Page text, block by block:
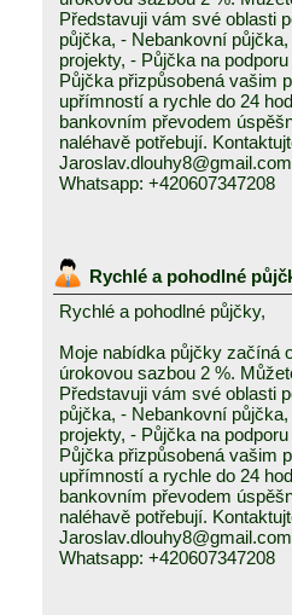
Představuji vám své oblasti
půjčka, - Nebankovní
projekty, - Půjčka na
Půjčka přizpůsobená vašim
upřímností a rychle do 24
bankovním převodem
naléhavě potřebují.
Jaroslav.dlouhy8@gmail.com
Whatsapp: +420607347208
Rychlé a pohodlné
Rychlé a pohodlné půjčky,
Moje nabídka půjčky začíná
úrokovou sazbou 2 %.
Představuji vám své oblasti
půjčka, - Nebankovní
projekty, - Půjčka na
Půjčka přizpůsobená vašim
upřímností a rychle do 24
bankovním převodem
naléhavě potřebují.
Jaroslav.dlouhy8@gmail.com
Whatsapp: +420607347208